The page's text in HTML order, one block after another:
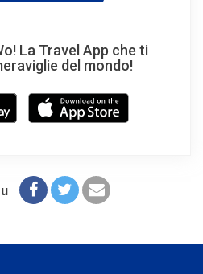
La Travel App che ti
del mondo!